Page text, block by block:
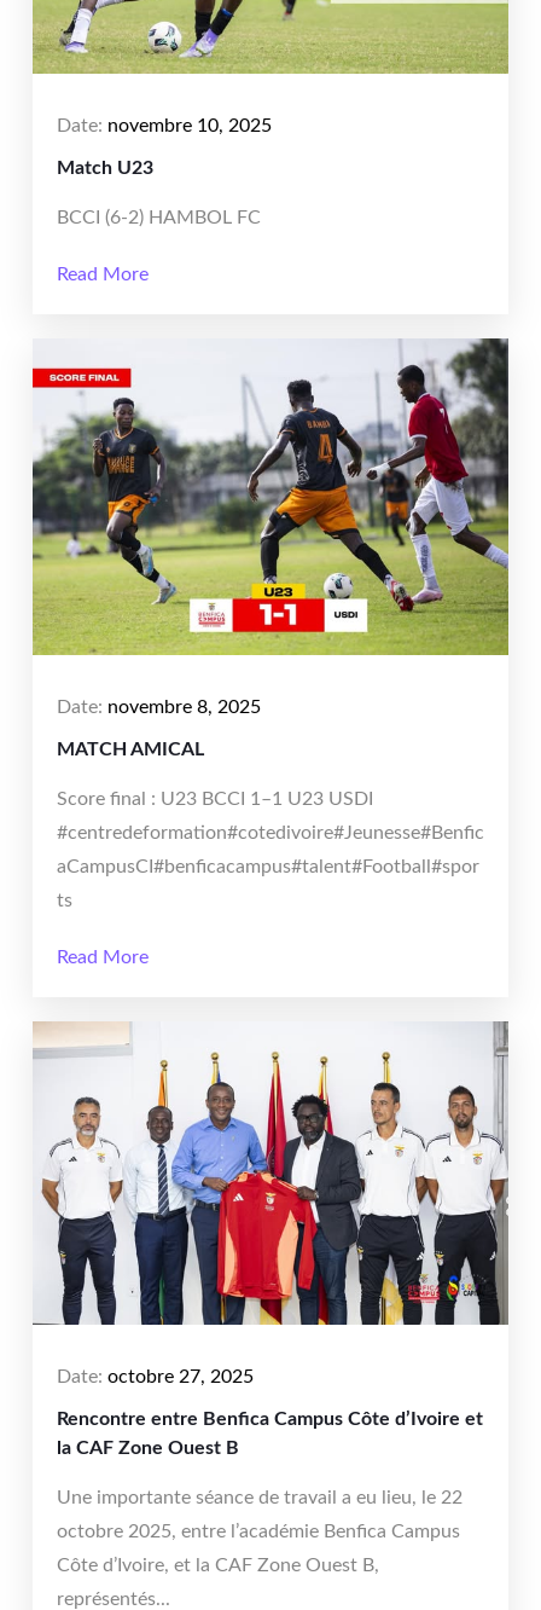
Date: novembre 10, 2025
Match U23
BCCI (6-2) HAMBOL FC
Read More
Date: novembre 8, 2025
MATCH AMICAL
Score final : U23 BCCI 1–1 U23 USDI
#centredeformation#cotedivoire#Jeunesse#Benfic
aCampusCI#benficacampus#talent#Football#spor
ts
Read More
Date: octobre 27, 2025
Rencontre entre Benfica Campus Côte d’Ivoire et
la CAF Zone Ouest B
Une importante séance de travail a eu lieu, le 22
octobre 2025, entre l’académie Benfica Campus
Côte d’Ivoire, et la CAF Zone Ouest B,
représentés...